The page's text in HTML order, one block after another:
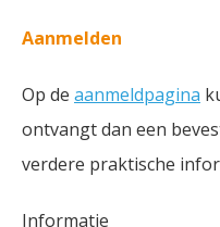
Aanmelden
Op de aanmeldpagina
ontvangt dan een
verdere praktische
Informatie